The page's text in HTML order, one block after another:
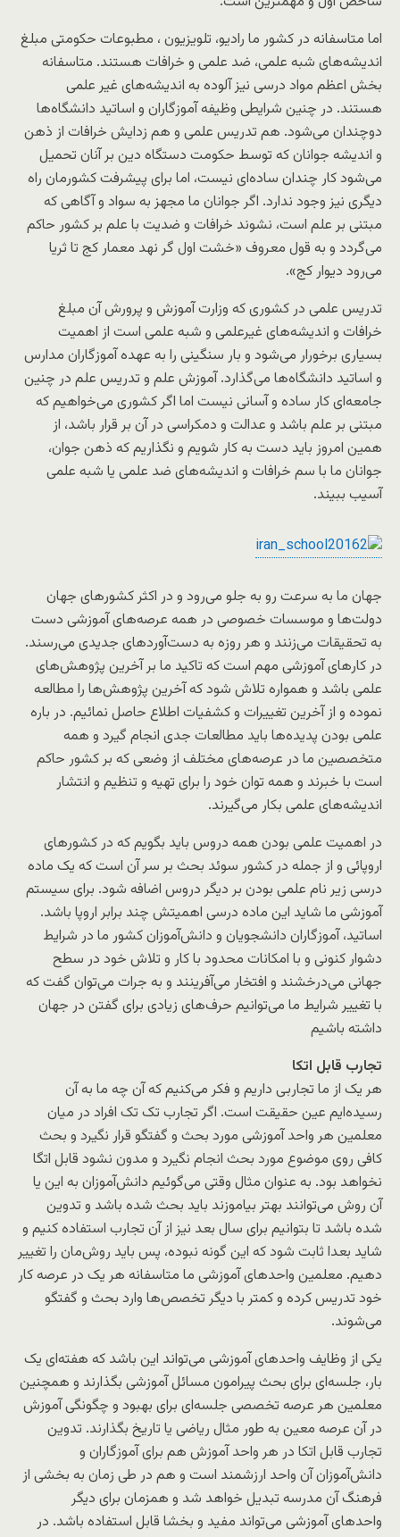
اما متاسفانه در کشور ما رادیو، تلویزیون ، مطبوعات حکومتی مبلغ
اندیشه‌های شبه علمی، ضد علمی و خرافات هستند. متاسفانه
بخش اعظم مواد درسی نیز آلوده به اندیشه‌های غیر علمی
هستند. در چنین شرایطی وظیفه آموزگاران و اساتید دانشگاه‌ها
دوچندان می‌شود. هم تدریس علمی و هم زدایش خرافات از ذهن
و اندیشه جوانان که توسط حکومت دستگاه دین بر آنان تحمیل
می‌شود کار چندان ساده‌ای نیست، اما برای پیشرفت کشورمان راه
دیگری نیز وجود ندارد. اگر جوانان ما مجهز به سواد و آگاهی که
مبتنی بر علم است، نشوند خرافات و ضدیت با علم بر کشور حاکم
می‌گردد و به قول معروف «خشت اول گر نهد معمار کج تا ثریا
می‌رود دیوار کج».
تدریس علمی در کشوری که وزارت آموزش و پرورش آن مبلغ
خرافات و اندیشه‌های غیرعلمی و شبه علمی است از اهمیت
بسیاری برخورار می‌شود و بار سنگینی را به عهده آموزگاران مدارس
و اساتید دانشگاه‌ها می‌گذارد. آموزش علم و تدریس علم در چنین
جامعه‌ای کار ساده و آسانی نیست اما اگر کشوری می‌خواهیم که
مبتنی بر علم باشد و عدالت و دمکراسی در آن بر قرار باشد، از
همین امروز باید دست به کار شویم و نگذاریم که ذهن جوان،
جوانان ما با سم خرافات و اندیشه‌های ضد علمی یا شبه علمی
آسیب ببیند.
جهان ما به سرعت رو به جلو می‌رود و در اکثر کشورهای جهان
دولت‌ها و موسسات خصوصی در همه عرصه‌های آموزشی دست
به تحقیقات می‌زنند و هر روزه به دست‌آوردهای جدیدی می‌رسند.
در کارهای آموزشی مهم است که تاکید ما بر آخرین پژوهش‌های
علمی باشد و همواره تلاش شود که آخرین پژوهش‌ها را مطالعه
نموده و از آخرین تغییرات و کشفیات اطلاع حاصل نمائیم. در باره
علمی بودن پدیده‌ها باید مطالعات جدی انجام گیرد و همه
متخصصین ما در عرصه‌های مختلف از وضعی که بر کشور حاکم
است با خبرند و همه توان خود را برای تهیه و تنظیم و انتشار
اندیشه‌های علمی بکار می‌گیرند.
در اهمیت علمی بودن همه دروس باید بگویم که در کشورهای
اروپائی و از جمله در کشور سوئد بحث بر سر آن است که یک ماده
درسی زیر نام علمی بودن بر دیگر دروس اضافه شود. برای سیستم
آموزشی ما شاید این ماده درسی اهمیتش چند برابر اروپا باشد.
اساتید، آموزگاران دانشجویان و دانش‌آموزان کشور ما در شرایط
دشوار کنونی و با امکانات محدود با کار و تلاش خود در سطح
جهانی می‌درخشند و افتخار می‌آفرینند و به جرات می‌توان گفت که
با تغییر شرایط ما می‌توانیم حرف‌های زیادی برای گفتن در جهان
داشته باشیم
تجارب قابل اتکا
هر یک از ما تجاربی داریم و فکر می‌کنیم که آن چه ما به آن
رسیده‌ایم عین حقیقت است. اگر تجارب تک تک افراد در میان
معلمین هر واحد آموزشی مورد بحث و گفتگو قرار نگیرد و بحث
کافی روی موضوع مورد بحث انجام نگیرد و مدون نشود قابل اتگا
نخواهد بود. به عنوان مثال وقتی می‌گوئیم دانش‌آموزان به این یا
آن روش می‌توانند بهتر بیاموزند باید بحث شده باشد و تدوین
شده باشد تا بتوانیم برای سال بعد نیز از آن تجارب استفاده کنیم و
شاید بعدا ثابت شود که این گونه نبوده، پس باید روش‌مان را تغییر
دهیم. معلمین واحدهای آموزشی ما متاسفانه هر یک در عرصه کار
خود تدریس کرده و کمتر با دیگر تخصص‌ها وارد بحث و گفتگو
می‌شوند.
یکی از وظایف واحدهای آموزشی می‌تواند این باشد که هفته‌ای یک
بار، جلسه‌ای برای بحث پیرامون مسائل آموزشی بگذارند و همچنین
معلمین هر عرصه تخصصی جلسه‌ای برای بهبود و چگونگی آموزش
در آن عرصه معین به طور مثال ریاضی یا تاریخ بگذارند. تدوین
تجارب قابل اتکا در هر واحد آموزش هم برای آموزگاران و
دانش‌آموزان آن واحد ارزشمند است و هم در طی زمان به بخشی از
فرهنگ آن مدرسه تبدیل خواهد شد و همزمان برای دیگر
واحدهای آموزشی می‌تواند مفید و بخشا قابل استفاده باشد. در